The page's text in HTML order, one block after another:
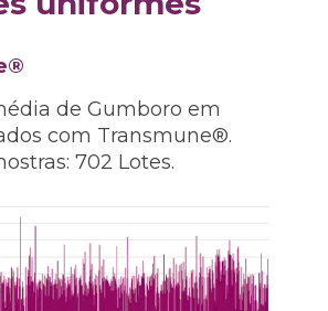
de Gumboro em
com Transmune®.
702 Lotes.